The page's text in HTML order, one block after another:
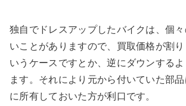
独自でドレスアップしたバイクは、個
いことがありますので、買取価格が割
いうケースですとか、逆にダウンする
ます。それにより元から付いていた部
に所有しておいた方が利口です。